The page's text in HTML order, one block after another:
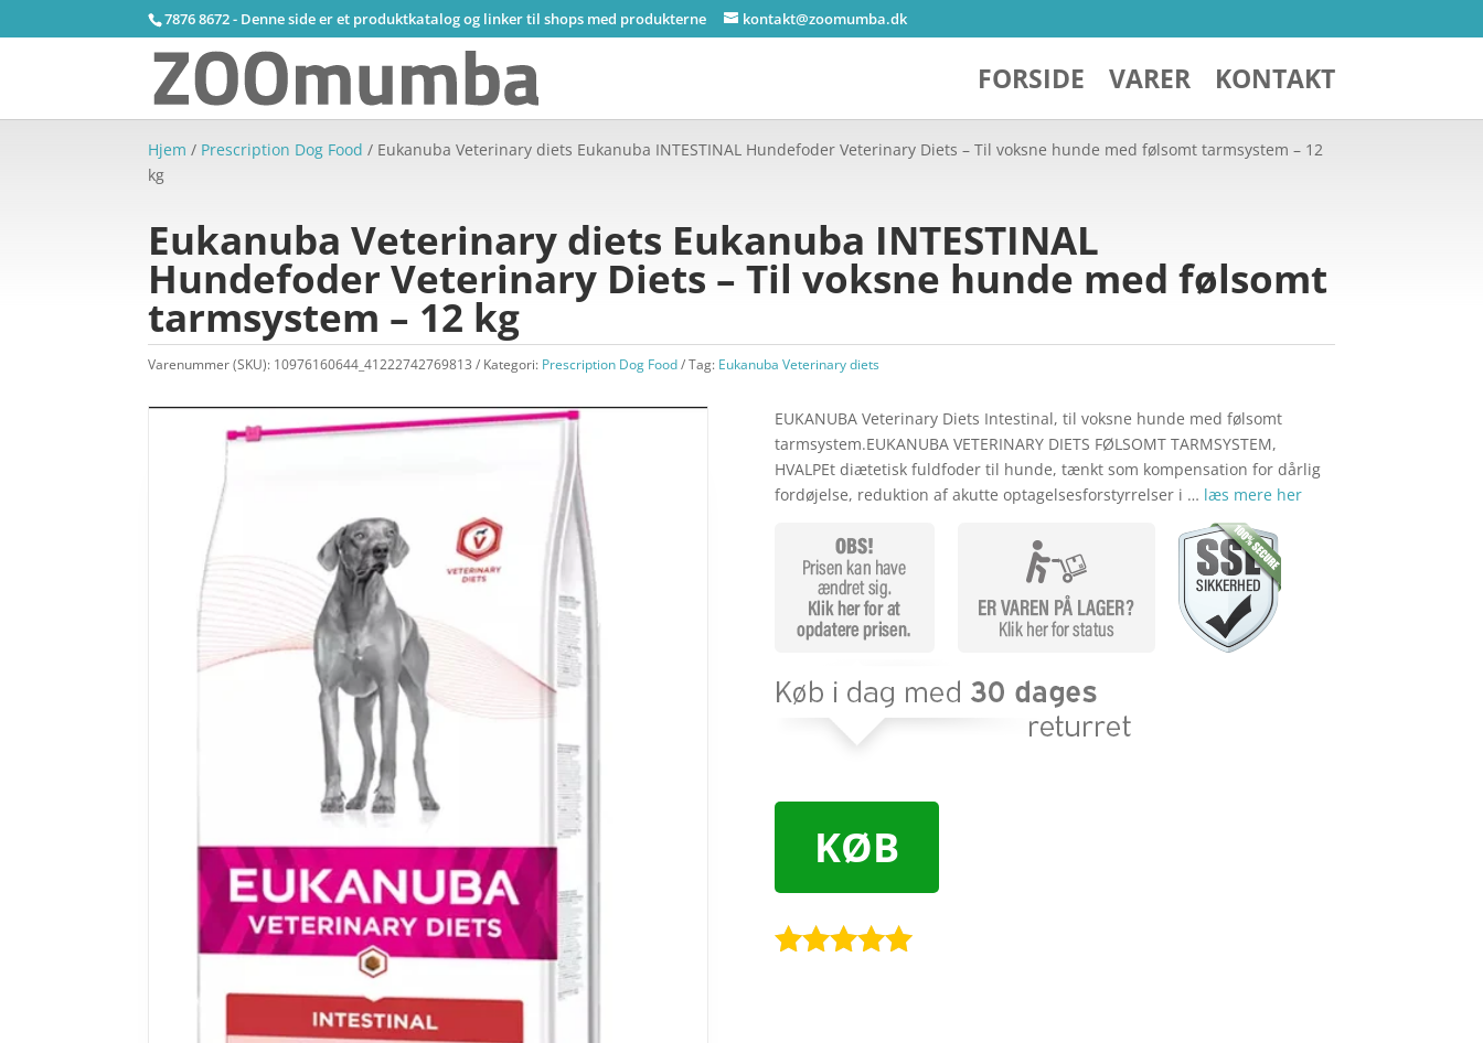
7876 8672 - Denne side er et produktkatalog og linker til shops med produkterne kontakt@zoomumba.dk
FORSIDE VARER KONTAKT
Hjem / Prescription Dog Food / Eukanuba Veterinary diets Eukanuba INTESTINAL Hundefoder Veterinary Diets – Til voksne hunde med følsomt tarmsystem – 12
kg
Eukanuba Veterinary diets Eukanuba INTESTINAL
Hundefoder Veterinary Diets – Til voksne hunde med følsomt
tarmsystem – 12 kg
Varenummer (SKU): 10976160644_41222742769813 Kategori: Prescription Dog Food Tag: Eukanuba Veterinary diets
EUKANUBA Veterinary Diets Intestinal, til voksne hunde med følsomt
tarmsystem.EUKANUBA VETERINARY DIETS FØLSOMT TARMSYSTEM,
HVALPEt diætetisk fuldfoder til hunde, tænkt som kompensation for dårlig
fordøjelse, reduktion af akutte optagelsesforstyrrelser i … læs mere her
KØB